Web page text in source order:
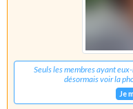
Seuls les membres ayant
désormais voir la
Je